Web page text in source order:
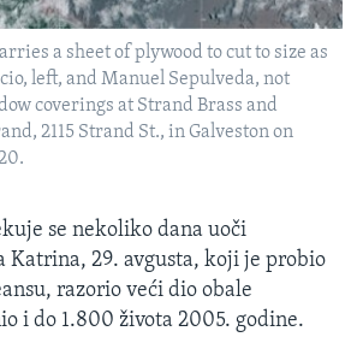
a sheet of plywood to cut to size as
left, and Manuel Sepulveda, not
coverings at Strand Brass and
2115 Strand St., in Galveston on
se nekoliko dana uoči
Katrina, 29. avgusta, koji je probio
razorio veći dio obale
i do 1.800 života 2005. godine.